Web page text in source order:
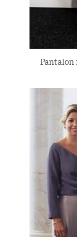
Pantalon